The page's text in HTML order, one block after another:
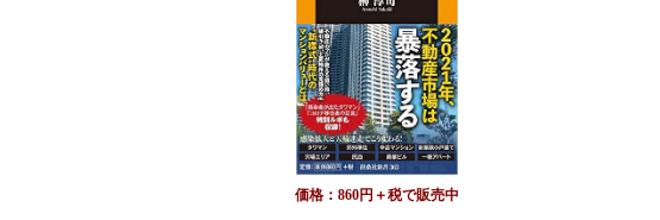
価格：860円＋税で販売中